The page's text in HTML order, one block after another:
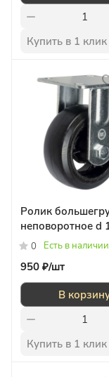
Купить в 1 клик
Ролик
неповоротное d
0 Есть в наличии
950 ₽/шт
В
Купить в 1 клик